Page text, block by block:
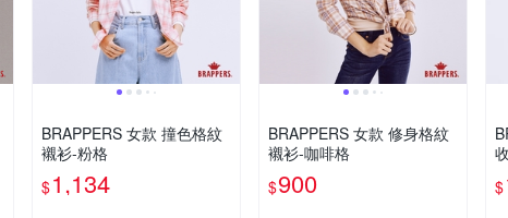
BRAPPERS 女款 撞色格紋
襯衫-粉格
$1,134
BRAPPERS 女款 修身格紋
襯衫-咖啡格
$900
$